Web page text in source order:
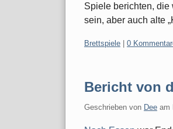
Spiele berichten, die
sein, aber auch alte
Kategorien:
Brettspiele | 0
Bericht von
Geschrieben von Dee am